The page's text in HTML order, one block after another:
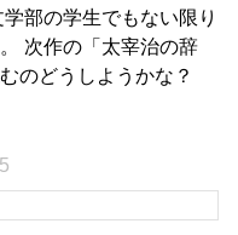
部の学生でもない限り
次作の「太宰治の辞
のどうしようかな？